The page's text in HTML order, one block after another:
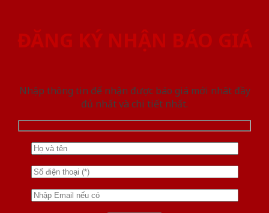
ĐĂNG KÝ NHẬN BÁO GIÁ
Nhập thông tin để nhận được báo giá mới nhât đầy
đủ nhất và chi tiết nhất.